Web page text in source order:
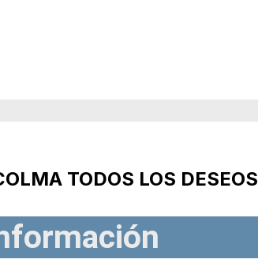
TODOS LOS DESEOS